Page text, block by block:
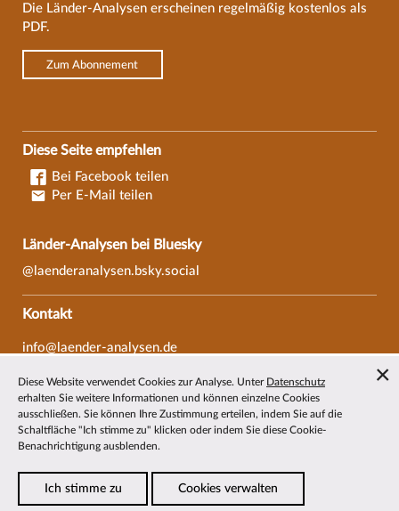
Die Länder-Analysen erscheinen regelmäßig kostenlos als
PDF.
Zum Abonnement
Diese Seite empfehlen
Bei Facebook teilen
Per E-Mail teilen
Länder-Analysen bei Bluesky
@laenderanalysen.bsky.social
Kontakt
info@laender-analysen.de
Fax: 0421/218-69607
Redaktionen
Wissenschaftliche Beiräte
Über die Länder-Analysen
Diese Website verwendet Cookies zur Analyse. Unter Datenschutz
erhalten Sie weitere Informationen und können einzelne Cookies
ausschließen. Sie können Ihre Zustimmung erteilen, indem Sie auf die
Schaltfläche "Ich stimme zu" klicken oder indem Sie diese Cookie-
Benachrichtigung ausblenden.
Ich stimme zu Cookies verwalten